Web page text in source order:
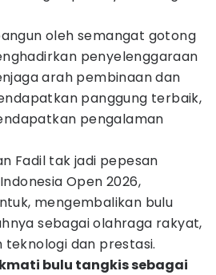
oleh semangat gotong
penyelenggaraan
arah pembinaan dan
panggung terbaik,
pengalaman
Fadil tak jadi pepesan
Open 2026,
mengembalikan bulu
sebagai olahraga rakyat,
dan prestasi.
bulu tangkis sebagai